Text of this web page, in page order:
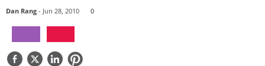
O NAS
NAPISZ DO NAS
Dan Rang - Jun 28, 2010 0